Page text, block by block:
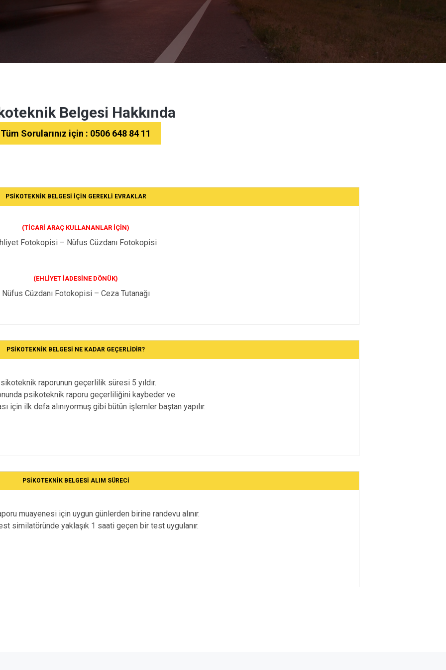
Belgesi Hakkında
Tüm Sorularınız için : 0506 648 84 11
PSIKOTEKNIK BELGESI İÇIN GEREKLI EVRAKLAR
(TICARI ARAÇ KULLANANLAR IÇIN)
Fotokopisi – Nüfus Cüzdanı Fotokopisi
(EHLIYET İADESINE DÖNÜK)
Nüfus Cüzdanı Fotokopisi – Ceza Tutanağı
PSIKOTEKNIK BELGESI NE KADAR GEÇERLIDIR?
raporunun geçerlilik süresi 5 yıldır.
psikoteknik raporu geçerliliğini kaybeder ve
için ilk defa alınıyormuş gibi bütün işlemler baştan yapılır.
PSIKOTEKNIK BELGESI ALIM SÜRECI
muayenesi için uygun günlerden birine randevu alınır.
similatöründe yaklaşık 1 saati geçen bir test uygulanır.